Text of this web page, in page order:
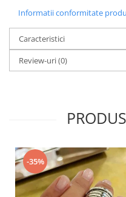
Informatii conformitate
Caracteristici
Review-uri(0)
-35%